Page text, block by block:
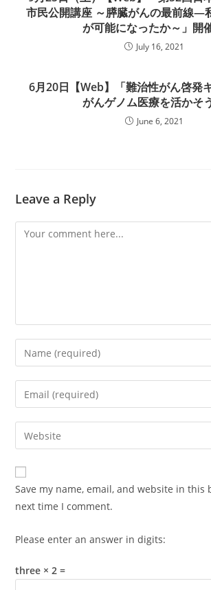
市民公開講座 ～膵臓がんの最前線―
が可能になったか～」開
July 16, 2021
6月20日【Web】「難治性がん啓発
がんゲノム医療を活かそ
June 6, 2021
Leave a Reply
Comment
Enter
your
name
comment
Enter
your
email
address
comment
Enter
your
website
URL
(optional)
Save my name, email, and website in this
next time I comment.
Please enter an answer in digits:
three × 2 =